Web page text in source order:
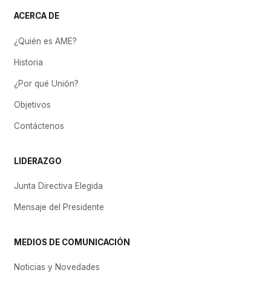
ACERCA DE
¿Quién es AME?
Historia
¿Por qué Unión?
Objetivos
Contáctenos
LIDERAZGO
Junta Directiva Elegida
Mensaje del Presidente
MEDIOS DE COMUNICACIÓN
Noticias y Novedades